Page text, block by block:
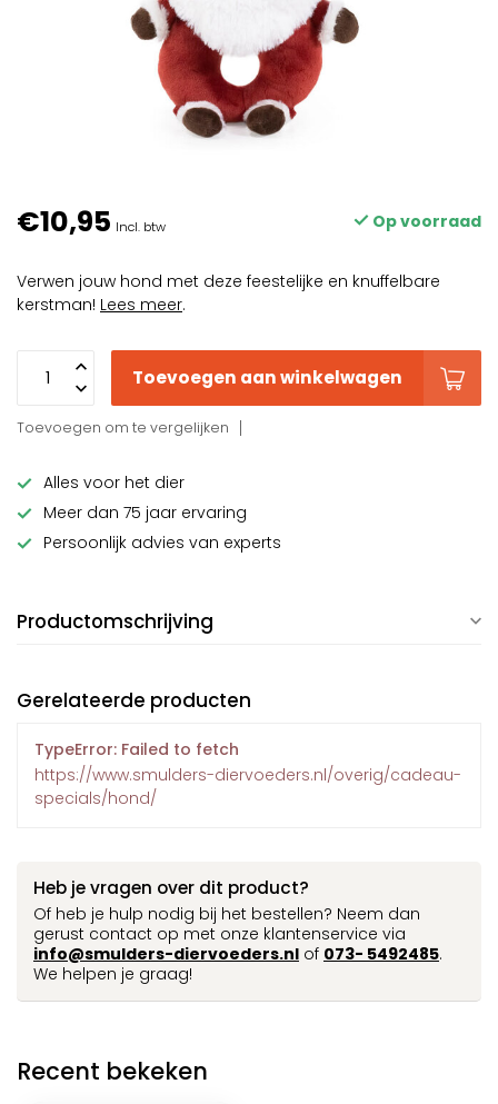
€10,95 Incl. btw Op voorraad
Verwen jouw hond met deze feestelijke en knuffelbare
kerstman! Lees meer.
Toevoegen aan winkelwagen
Toevoegen om te vergelijken
Alles voor het dier
Meer dan 75 jaar ervaring
Persoonlijk advies van experts
Productomschrijving
Gerelateerde producten
TypeError: Failed to fetch
https://www.smulders-diervoeders.nl/overig/cadeau-
specials/hond/
Heb je vragen over dit product?
Of heb je hulp nodig bij het bestellen? Neem dan
gerust contact op met onze klantenservice via
info@smulders-diervoeders.nl of 073- 5492485.
We helpen je graag!
Recent bekeken